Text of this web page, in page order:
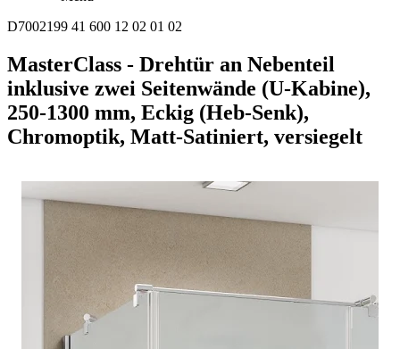
D7002199 41 600 12 02 01 02
MasterClass - Drehtür an Nebenteil
inklusive zwei Seitenwände (U-Kabine),
250-1300 mm, Eckig (Heb-Senk),
Chromoptik, Matt-Satiniert, versiegelt